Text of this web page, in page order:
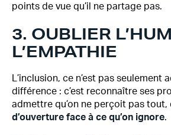
points de vue qu’il ne partage pas.
3. OUBLIER
L’EMPATHIE
L’inclusion, ce n’est pas seulement
différence : c’est reconnaître ses
admettre qu’on ne perçoit pas tout,
d’ouverture face à ce qu’on ignore.